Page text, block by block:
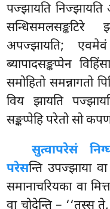
पज्झायति निज्झायति
सन्धिसमलसङ्कटिरे
अपज्झायति;
ब्यापादसङ्कप्पेन
समोहितोसमन्नागतो
विय झायति
सङ्कप्पेहि परेतो सो
सुत्वापरेसं
परेसन्ति उपज्झाया
समानाचरियका वा